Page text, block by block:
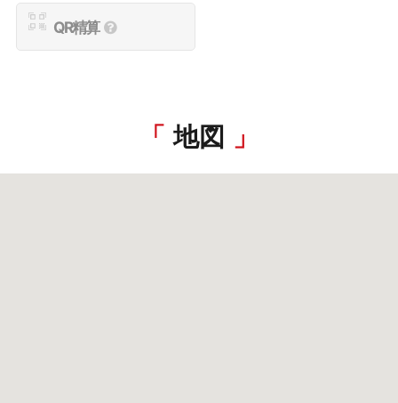
QR精算
地図